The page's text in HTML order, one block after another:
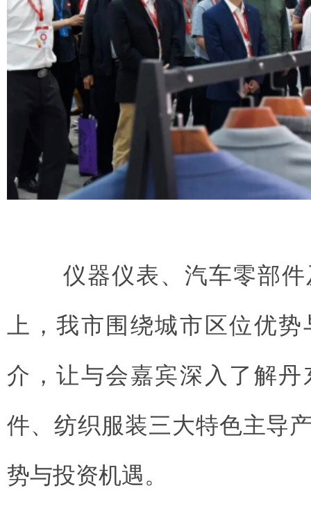
仪器仪表、汽车零部件
上，我市围绕城市区位优
介，让与会嘉宾深入了解
件、纺织服装三大特色主导
势与投资机遇。